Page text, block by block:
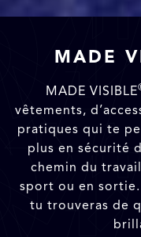
MADE
MADE VISIBLE
vêtements,
pratiques qui te
plus en sécurité
chemin du
sport ou en sortie.
tu trouveras de